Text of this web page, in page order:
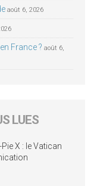
août 6, 2026
France ? août 6,
LUES
X : le Vatican